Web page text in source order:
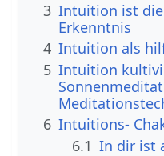
3 Intuition ist
Erkenntnis
4 Intuition als
5 Intuition
6 Intuitions-
6.1 In dir ist